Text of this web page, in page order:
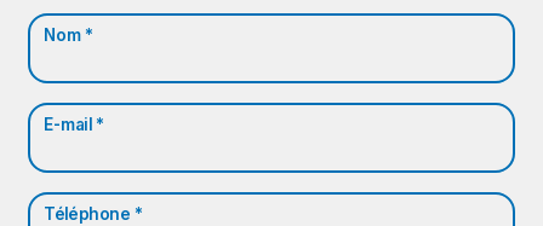
Nom *
E-mail *
Téléphone *